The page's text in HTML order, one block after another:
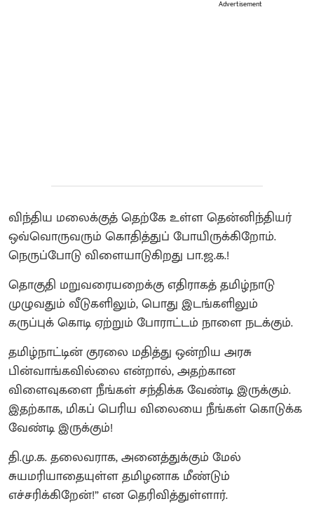
Advertisement
விந்திய மலைக்குத் தெற்கே உள்ள தென்னிந்தியர்
ஒவ்வொருவரும் கொதித்துப் போயிருக்கிறோம்.
நெருப்போடு விளையாடுகிறது பா.ஜ.க.!
தொகுதி மறுவரையறைக்கு எதிராகத் தமிழ்நாடு
முழுவதும் வீடுகளிலும், பொது இடங்களிலும்
கருப்புக் கொடி ஏற்றும் போராட்டம் நாளை நடக்கும்.
தமிழ்நாட்டின் குரலை மதித்து ஒன்றிய அரசு
பின்வாங்கவில்லை என்றால், அதற்கான
விளைவுகளை நீங்கள் சந்திக்க வேண்டி இருக்கும்.
இதற்காக, மிகப் பெரிய விலையை நீங்கள் கொடுக்க
வேண்டி இருக்கும்!
தி.மு.க. தலைவராக, அனைத்துக்கும் மேல்
சுயமரியாதையுள்ள தமிழனாக மீண்டும்
எச்சரிக்கிறேன்!” என தெரிவித்துள்ளார்.